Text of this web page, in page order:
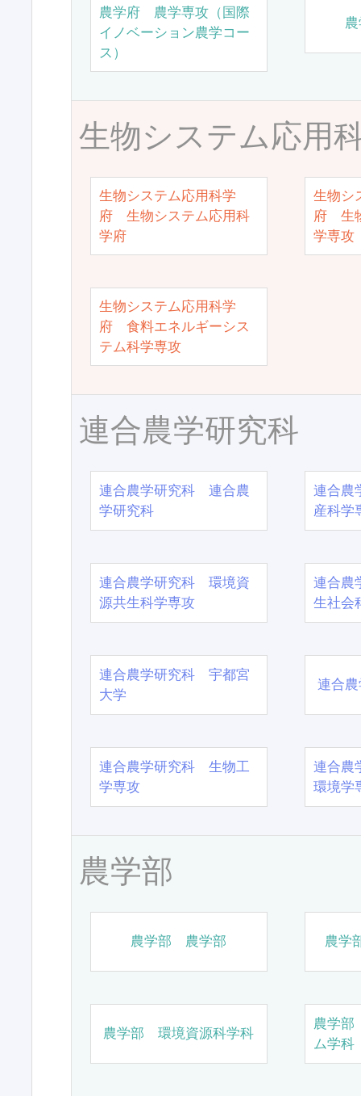
農学府 農学専攻（国際
イノベーション農学コー
ス）
生物システム応用
生物システム応用科学
府 生物システム応用科
学府
生物シ
府 生
学専攻
生物システム応用科学
府 食料エネルギーシス
テム科学専攻
連合農学研究科
連合農学研究科 連合農
学研究科
連合農
産科学
連合農学研究科 環境資
源共生科学専攻
連合農
生社会
連合農学研究科 宇都宮
大学
連合
連合農学研究科 生物工
学専攻
連合農
環境学
農学部
農学部 農学部 農学
農学部 環境資源科学科
農学
ム学科